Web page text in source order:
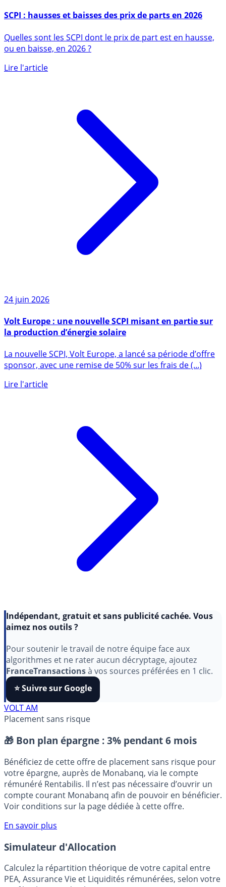
9 juin 2026
SCPI : hausses et baisses des prix de parts en 2026
ou en baisse, en 2026 ?
24 juin 2026
la production d’énergie solaire
sponsor, avec une remise de 50% sur les frais de (...)
aimez nos outils ?
Pour soutenir le travail de notre équipe face aux
algorithmes et ne rater aucun décryptage, ajoutez
FranceTransactionsà vos sources préférées en 1 clic.
⭐️ Suivre sur Google
Placement sans risque
🎁 Bon plan épargne : 3% pendant 6 mois
Bénéficiez de cette offre de placement sans risque pour
votre épargne, auprès de Monabanq, via le compte
rémunéré Rentabilis. Il n’est pas nécessaire d’ouvrir un
Voir conditions sur la page dédiée à cette offre.
En savoir plus
Simulateur d'Allocation